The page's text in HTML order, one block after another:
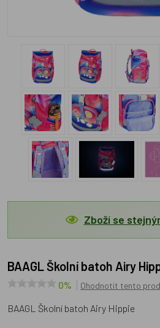
Zboží se
BAAGL Školní batoh Airy
0% Ohodnotit tento
BAAGL Školní batoh Airy Hippie